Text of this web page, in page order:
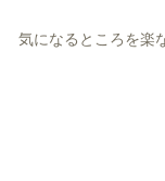
気になるところを楽